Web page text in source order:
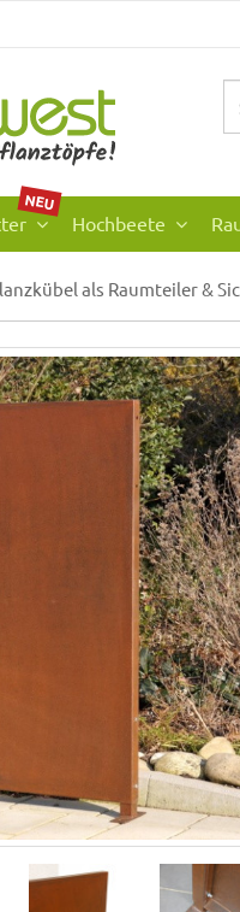
NEU
Hochbeete
als Raumteiler &